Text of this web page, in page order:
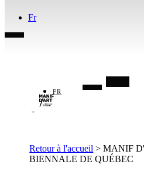
Fr
Retour à l'accueil >MANIF
BIENNALE DE QUÉBEC
FR